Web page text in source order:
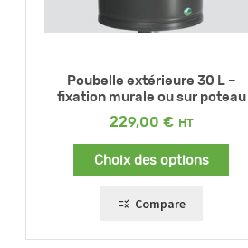
Poubelle extérieure 30 L –
fixation murale ou sur poteau
229,00 €
Choix des options
Compare